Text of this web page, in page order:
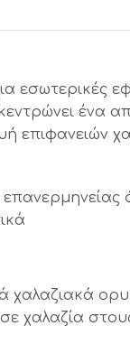
ένα
επιφανειών
χαλαζιακά
χαλαζία